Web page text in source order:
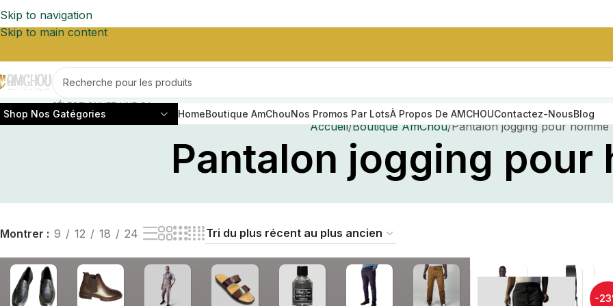
Skip to navigation
Skip to main content
SÉLECTIONNEZ UNE CATÉGORIE
Shop Nos Gatégories
Casques JBL
AirPods Pro
Trépieds
Ceinture Cuir Homme
Montre Homme
Chaussettes
Ensemble Nike
ceinture en cuir
HomeBoutique AmChouNos Promos Par LotsÀ Propos De AMCHOUContactez-NousBlog
Accueil Boutique AmChou Pantalon jogging pour homme
Pantalon jogging pour
Montrer 9 12 18 24
-